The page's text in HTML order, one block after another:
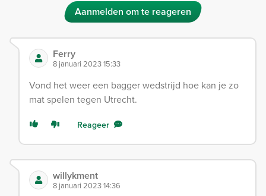
Aanmelden om te reageren
Ferry
8 januari 2023 15:33
Vond het weer een bagger wedstrijd hoe kan je zo
mat spelen tegen Utrecht.
Reageer
willykment
8 januari 2023 14:36